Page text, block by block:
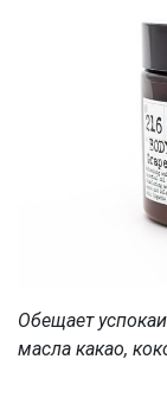
Обещает
масла какао,